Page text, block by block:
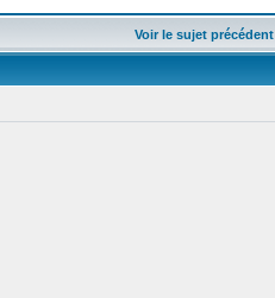
Voir le sujet précédent